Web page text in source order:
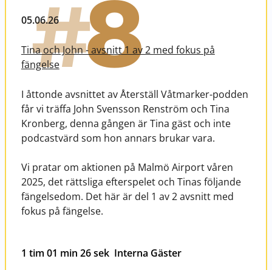
05.06.26
Tina och John - avsnitt 1 av 2 med fokus på
fängelse
I åttonde avsnittet av Återställ Våtmarker-podden
får vi träffa John Svensson Renström och Tina
Kronberg, denna gången är Tina gäst och inte
podcastvärd som hon annars brukar vara.
Vi pratar om aktionen på Malmö Airport våren
2025, det rättsliga efterspelet och Tinas följande
fängelsedom. Det här är del 1 av 2 avsnitt med
fokus på fängelse.
1 tim 01 min 26 sek Interna Gäster
#8